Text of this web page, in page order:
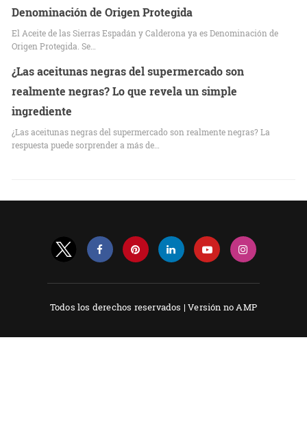
Denominación de Origen Protegida
El Aceite de las Sierras Espadán y Calderona ya es Denominación de
Origen Protegida. Se…
¿Las aceitunas negras del supermercado son
realmente negras? Lo que revela un simple
ingrediente
¿Las aceitunas negras del supermercado son realmente negras? La
respuesta puede sorprender a más de…
Todos los derechos reservados |Versión no AMP